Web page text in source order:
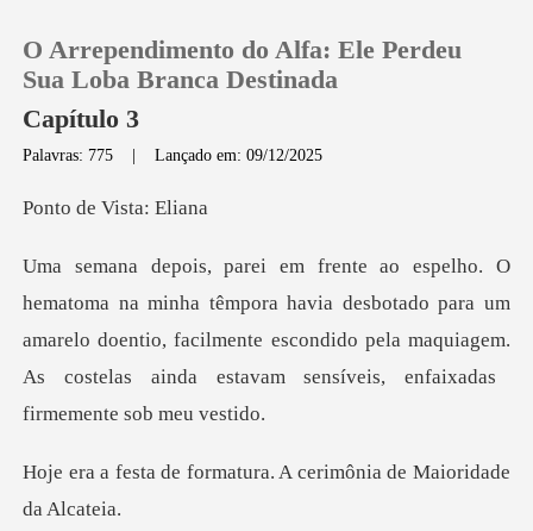
Histórico
Sair
O Arrependimento do Alfa: Ele Perdeu
Sua Loba Branca Destinada
Capítulo 3
Palavras: 775 |Lançado em: 09/12/2025
e Vista
avia desbotado para um
amarelo doentio, facilmente escondido pela maquiagem.
matura. A cerimônia de